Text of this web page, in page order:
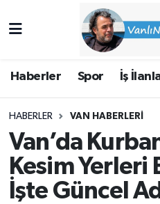
Haberler Spor İş
HABERLER VAN HABERLERI
Van’da
Kesim
İşte Güncel
Van Rehberi
Etkinlikler
İpekyolu Nöbetçi
Süper Lig Puan
Tüm Manşetler